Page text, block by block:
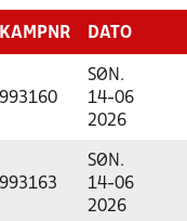
KAMPNR DATO
993160
SØN.
14-06
2026
993163
SØN.
14-06
2026